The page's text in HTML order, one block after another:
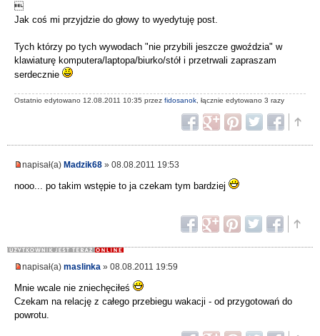

Jak coś mi przyjdzie do głowy to wyedytuję post.
Tych którzy po tych wywodach "nie przybili jeszcze gwoździa" w
klawiaturę komputera/laptopa/biurko/stół i przetrwali zapraszam
serdecznie
Ostatnio edytowano 12.08.2011 10:35 przez fidosanok , łącznie edytowano 3 razy
napisał(a) Madzik68 » 08.08.2011 19:53
nooo... po takim wstępie to ja czekam tym bardziej
napisał(a) maslinka » 08.08.2011 19:59
Mnie wcale nie zniechęciłeś
Czekam na relację z całego przebiegu wakacji - od przygotowań do
powrotu.